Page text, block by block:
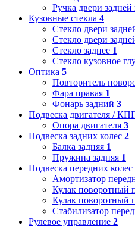
Ручка двери
Кузовные стекла 4
Стекло двери
Стекло двери
Стекло заднее 1
Стекло кузовное
Оптика 5
Повторитель
Фара правая 1
Фонарь задний 3
Подвеска двигателя /
Опора двигателя 3
Подвеска задних колес 2
Балка задняя 1
Пружина задняя 1
Подвеска передних колес
Амортизатор
Кулак поворотный
Кулак поворотный
Стабилизатор
Рулевое управление 2